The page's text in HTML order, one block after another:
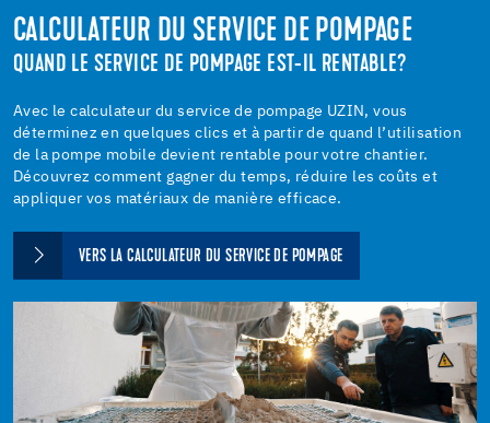
CALCULATEUR DU SERVICE DE POMPAGE
QUAND LE SERVICE DE POMPAGE EST-IL RENTABLE?
Avec le calculateur du service de pompage UZIN, vous
déterminez en quelques clics et à partir de quand l’utilisation
de la pompe mobile devient rentable pour votre chantier.
Découvrez comment gagner du temps, réduire les coûts et
appliquer vos matériaux de manière efficace.
VERS LA CALCULATEUR DU SERVICE DE POMPAGE